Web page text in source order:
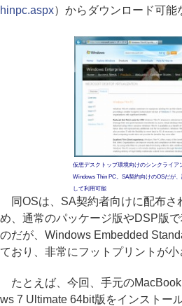
hinpc.aspx）からダウンロード可能
仮想デスクトップ環境向けのシンクライア
Windows Thin PC。SA契約向けのOSだが
して利用可能
同OSは、SA契約者向けに配布さ
め、通常のパッケージ版やDSP版
のだが、Windows Embedded
ており、非常にフットプリントが小
たとえば、今回、手元の
ws 7 Ultimate 64bit版をインストー